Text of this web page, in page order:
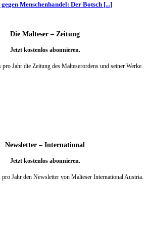
Menschenhandel: Der Botsch [...]
Die Malteser – Zeitung
Jetzt kostenlos abonnieren.
pro Jahr die Zeitung des Malteserordens und seiner Werke.
Newsletter – International
Jetzt kostenlos abonnieren.
pro Jahr den Newsletter von Malteser International Austria.